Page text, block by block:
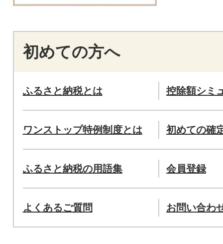
初めての方へ
ふるさと納税とは 控除額シミ
ワンストップ特例制度とは 初めての確
ふるさと納税の用語集 会員登録
よくあるご質問 お問い合わ